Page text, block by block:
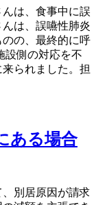
は、食事中に誤
は、誤嚥性肺炎
の、最終的に呼
側の対応を不
られました。担
ある場合
別居原因が請求